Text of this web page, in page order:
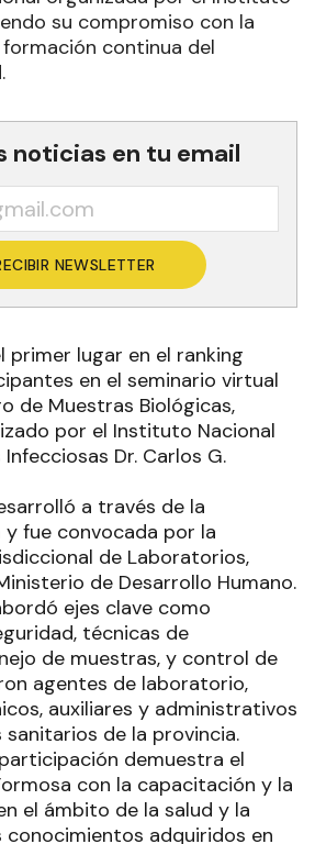
su compromiso con la
continua del
noticias en tu email
NEWSLETTER
primer lugar en el ranking
en el seminario virtual
de Muestras Biológicas,
por el Instituto Nacional
Dr. Carlos G.
a través de la
fue convocada por la
de Laboratorios,
de Desarrollo Humano.
ejes clave como
técnicas de
de muestras, y control de
agentes de laboratorio,
auxiliares y administrativos
de la provincia.
demuestra el
con la capacitación y la
el ámbito de la salud y la
conocimientos adquiridos en